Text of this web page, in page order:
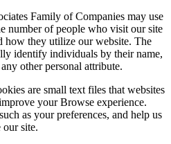
Family of Companies may use
number of people who visit our site
how they utilize our website. The
identify individuals by their name,
other personal attribute.
are small text files that websites
your Browse experience.
as your preferences, and help us
our site.